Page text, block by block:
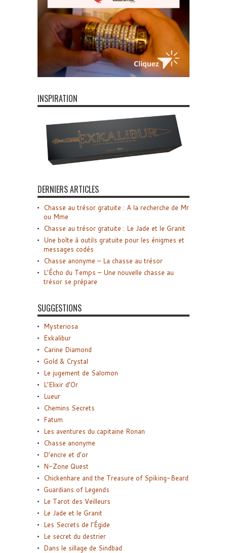
INSPIRATION
DERNIERS ARTICLES
Chasse au trésor gratuite : A la recherche de Mr
ou Mme
Chasse au trésor gratuite : Le Jade et le Granit
Une boîte à outils gratuite pour les énigmes et
messages codés
Chasse anonyme – La chasse au trésor
L’Écho du Temps – Une nouvelle chasse au
trésor se prépare
SUGGESTIONS
Mysteriosa
Exkalibur
Carine Diamond
Gold & Crystal
Le jugement de Salomon
L’Elixir d’Or
Lueur
Chemins Secrets
Fatum
Les aventures du capitaine Ronan
Chasse anonyme
D’encre et d’or
N-Zone Quest
Chickenhare and the Treasure of Spiking-Beard
Guardians of Legends
Le Tarot des Veilleurs
Le Jade et le Granit
Les Secrets de l’Égide
Le secret du destrier
Dans le sillage de Sindbad